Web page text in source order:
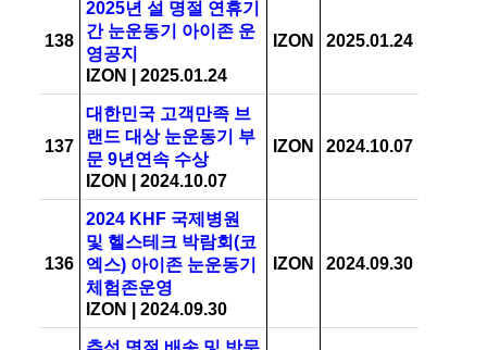
138
2025년 설 명절 연휴기
간 눈운동기 아이존 운
영공지
IZON
2025.01.24
IZON 2025.01.24
137
대한민국 고객만족 브
랜드 대상 눈운동기 부
문 9년연속 수상
IZON
2024.10.07
IZON 2024.10.07
136
2024 KHF 국제병원
및 헬스테크 박람회(코
엑스) 아이존 눈운동기
체험존운영
IZON
2024.09.30
IZON 2024.09.30